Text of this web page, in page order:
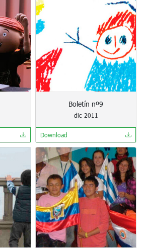
Boletín nº9
dic 2011
Download